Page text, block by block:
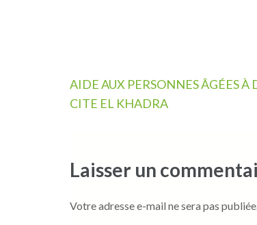
Navigation
de
AIDE AUX PERSONNES ÂGÉES
CITE EL KHADRA
Laisser un
Votre adresse e-mail ne sera pas publiée.